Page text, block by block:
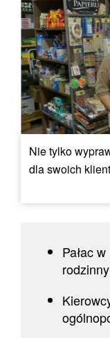
Nie tylko
dla swoich
Pałac